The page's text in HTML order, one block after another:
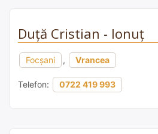
Duță Cristian - Ionuț
Focșani , Vrancea
Telefon: 0722 419 993